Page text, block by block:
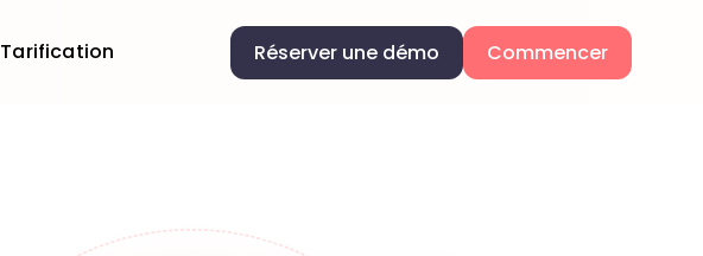
Tarification Réserver une démo Commencer